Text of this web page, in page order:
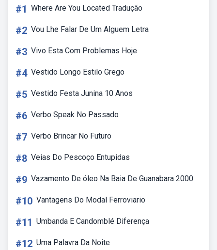
#1 Where Are You Located Tradução
#2 Vou Lhe Falar De Um Alguem Letra
#3 Vivo Esta Com Problemas Hoje
#4 Vestido Longo Estilo Grego
#5 Vestido Festa Junina 10 Anos
#6 Verbo Speak No Passado
#7 Verbo Brincar No Futuro
#8 Veias Do Pescoço Entupidas
#9 Vazamento De óleo Na Baia De Guanabara 2000
#10 Vantagens Do Modal Ferroviario
#11 Umbanda E Candomblé Diferença
#12 Uma Palavra Da Noite